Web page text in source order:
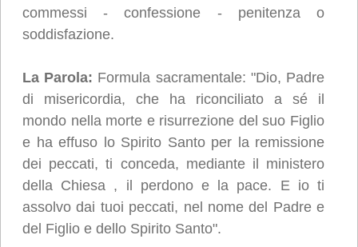
commessi - confessione - penitenza o
soddisfazione.
La Parola: Formula sacramentale: "Dio, Padre
di misericordia, che ha riconciliato a sé il
mondo nella morte e risurrezione del suo Figlio
e ha effuso lo Spirito Santo per la remissione
dei peccati, ti conceda, mediante il ministero
della Chiesa , il perdono e la pace. E io ti
assolvo dai tuoi peccati, nel nome del Padre e
del Figlio e dello Spirito Santo".